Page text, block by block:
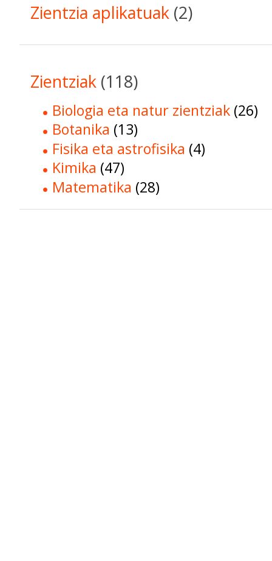
Zientzia aplikatuak (2)
Zientziak (118)
Biologia eta natur zientziak (26)
Botanika (13)
Fisika eta astrofisika (4)
Kimika (47)
Matematika (28)